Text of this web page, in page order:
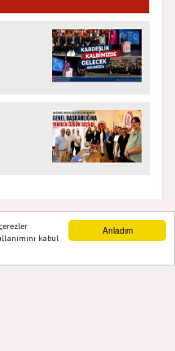
Anladım
kabul
2020